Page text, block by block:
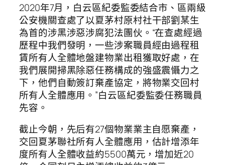
2020年7月，白云區紀委監委結合市、區兩級
公安機關查處了以夏茅村原村社干部劉某生
為首的涉黑涉惡涉腐犯法團伙。“在查處經過
歷程中我們發明，一些涉案職員經由過程租
賃所有人全體地盤建物業出租獲取好處，在
我們展開掃黑除惡任務構成的強盛震懾力之
下，他們自動簽訂棄產協定，將物業交回村
所有人全體應用。”白云區紀委監委任務職員
先容。
截止今朝，先后有27個物業業主自愿棄產，
交回夏茅聯社所有人全體應用，估計增添年
度所有人全體收益約5500萬元，增加近20